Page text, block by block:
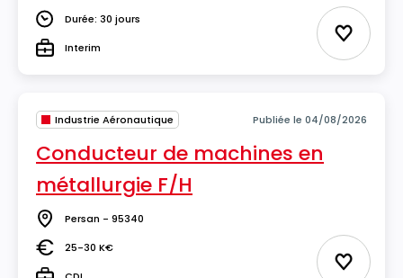
DuréeDurée: 30 jours
TypeInterim Ajouter
Industrie Aéronautique Publiée le 04/08/2026
Conducteur de machines en
métallurgie F/H
Lieu Persan - 95340
Salaire25-30 K€
Ajouter